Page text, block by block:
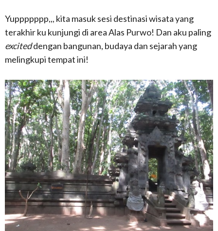
Yuppppppp,,, kita masuk sesi destinasi wisata yang
terakhir ku kunjungi di area Alas Purwo! Dan aku paling
exciteddengan bangunan, budaya dan sejarah yang
melingkupi tempat ini!